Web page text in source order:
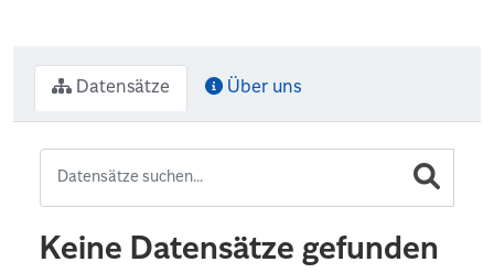
Datensätze Über uns
Keine Datensätze gefunden